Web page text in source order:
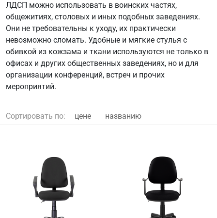
ЛДСП можно использовать в воинских частях,
общежитиях, столовых и иных подобных заведениях.
Они не требовательны к уходу, их практически
невозможно сломать. Удобные и мягкие стулья с
обивкой из кожзама и ткани используются не только в
офисах и других общественных заведениях, но и для
организации конференций, встреч и прочих
мероприятий.
Сортировать по: цене названию